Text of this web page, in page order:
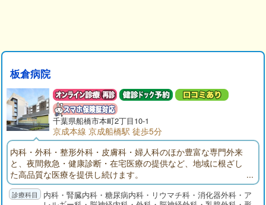
板倉病院
千葉県船橋市本町2丁目10-1
京成本線 京成船橋駅 徒歩5分
内科・外科・整形外科・皮膚科・婦人科のほか豊富な専門外来
と、夜間救急・健康診断・在宅医療の提供など、地域に根ざし
た高品質な医療を提供し続けます。
内科・腎臓内科・糖尿病内科・リウマチ科・消化器外科・ア